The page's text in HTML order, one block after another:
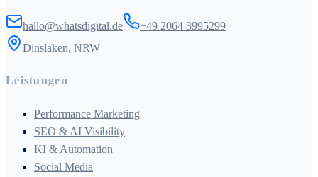
hallo@whatsdigital.de
+49 2064 3995299
Dinslaken, NRW
Leistungen
Performance Marketing
SEO & AI Visibility
KI & Automation
Social Media